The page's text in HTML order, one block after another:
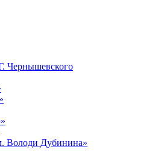
Чернышевского
Володи Дубинина»